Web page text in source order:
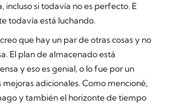
incluso si todavía no es perfecto. E
todavía está luchando.
que hay un par de otras cosas y no
El plan de almacenado está
y eso es genial, o lo fue por un
adicionales. Como mencioné,
y también el horizonte de tiempo